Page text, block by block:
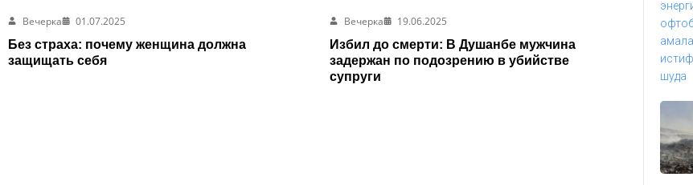
Вечерка
01.07.2025
Без страха: почему женщина должна
защищать себя
Вечерка
19.06.2025
Избил до смерти: В Душанбе мужчина
задержан по подозрению в убийстве
супруги